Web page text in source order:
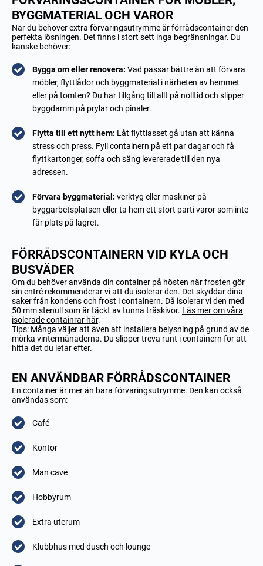
BYGGMATERIAL OCH VAROR
När du behöver extra förvaringsutrymme är förrådscontainer den
perfekta lösningen. Det finns i stort sett inga begränsningar. Du
kanske behöver:
Bygga om eller renovera: Vad passar bättre än att förvara
möbler, flyttlådor och byggmaterial i närheten av hemmet
eller på tomten? Du har tillgång till allt på nolltid och slipper
byggdamm på prylar och pinaler.
Flytta till ett nytt hem: Låt flyttlasset gå utan att känna
stress och press. Fyll containern på ett par dagar och få
flyttkartonger, soffa och säng levererade till den nya
adressen.
Förvara byggmaterial: verktyg eller maskiner på
byggarbetsplatsen eller ta hem ett stort parti varor som inte
får plats på lagret.
FÖRRÅDSCONTAINERN VID KYLA OCH
BUSVÄDER
Om du behöver använda din container på hösten när frosten gör
sin entré rekommenderar vi att du isolerar den. Det skyddar dina
saker från kondens och frost i containern. Då isolerar vi den med
50 mm stenull som är täckt av tunna träskivor. Läs mer om våra
isolerade containrar här.
Tips: Många väljer att även att installera belysning på grund av de
mörka vintermånaderna. Du slipper treva runt i containern för att
hitta det du letar efter.
EN ANVÄNDBAR FÖRRÅDSCONTAINER
En container är mer än bara förvaringsutrymme. Den kan också
användas som:
Café
Kontor
Man cave
Hobbyrum
Extra uterum
Klubbhus med dusch och lounge